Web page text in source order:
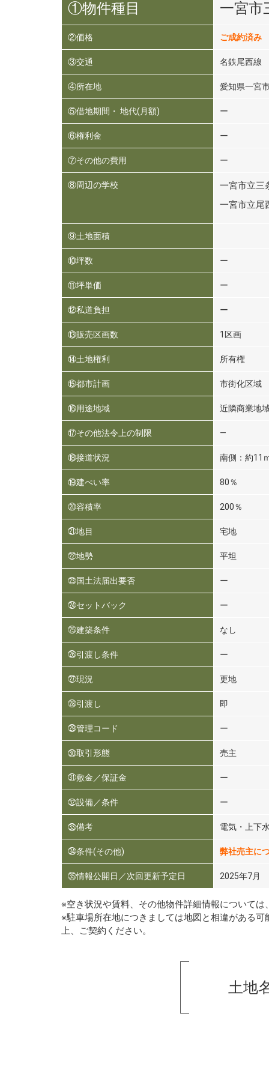
①物件種目 一宮
②価格 ご成約済み
③交通 名鉄尾西線
④所在地 愛知県一宮
⑤借地期間・ 地代(月額) ー
⑥権利金 ー
⑦その他の費用 ー
⑧周辺の学校
一宮市立
一宮市立
⑨土地面積
⑩坪数 ー
⑪坪単価 ー
⑫私道負担 ー
⑬販売区画数 1区画
⑭土地権利 所有権
⑮都市計画 市街化区域
⑯用途地域 近隣商業地
⑰その他法令上の制限 ―
⑱接道状況 南側：約11
⑲建ぺい率 80％
⑳容積率 200％
㉑地目 宅地
㉒地勢 平坦
㉓国土法届出要否 ー
㉔セットバック ー
㉕建築条件 なし
㉖引渡し条件 ー
㉗現況 更地
㉘引渡し 即
㉙管理コード ー
㉚取引形態 売主
㉛敷金／保証金 ー
㉜設備／条件 ー
㉝備考 電気・上下
㉞条件(その他) 弊社売主に
㉟情報公開日／次回更新予定日 2025年7月
※空き状況や賃料、その他物件詳細情報について
※駐車場所在地につきましては地図と相違がある
上、ご契約ください。
土地